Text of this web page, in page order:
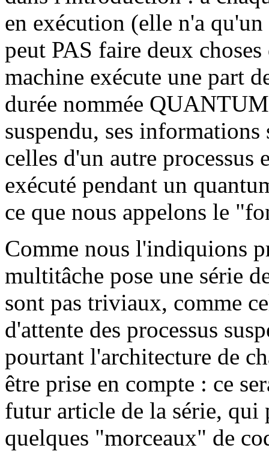
en exécution (elle n'a
peut PAS faire deux
machine exécute une part
durée nommée
suspendu, ses informations
celles d'un autre processus
exécuté pendant un
ce que nous appelons le
Comme nous l'indiquions
multitâche pose une série
sont pas triviaux, comme
d'attente des processus
pourtant l'architecture de
être prise en compte : ce
futur article de la série, qui
quelques "morceaux" de